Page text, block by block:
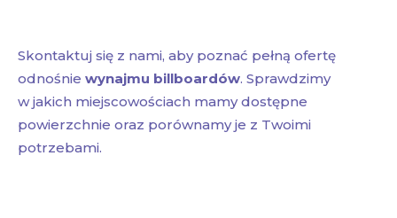
Skontaktuj się z nami, aby poznać pełną ofertę
odnośnie wynajmu billboardów. Sprawdzimy
w jakich miejscowościach mamy dostępne
powierzchnie oraz porównamy je z Twoimi
potrzebami.